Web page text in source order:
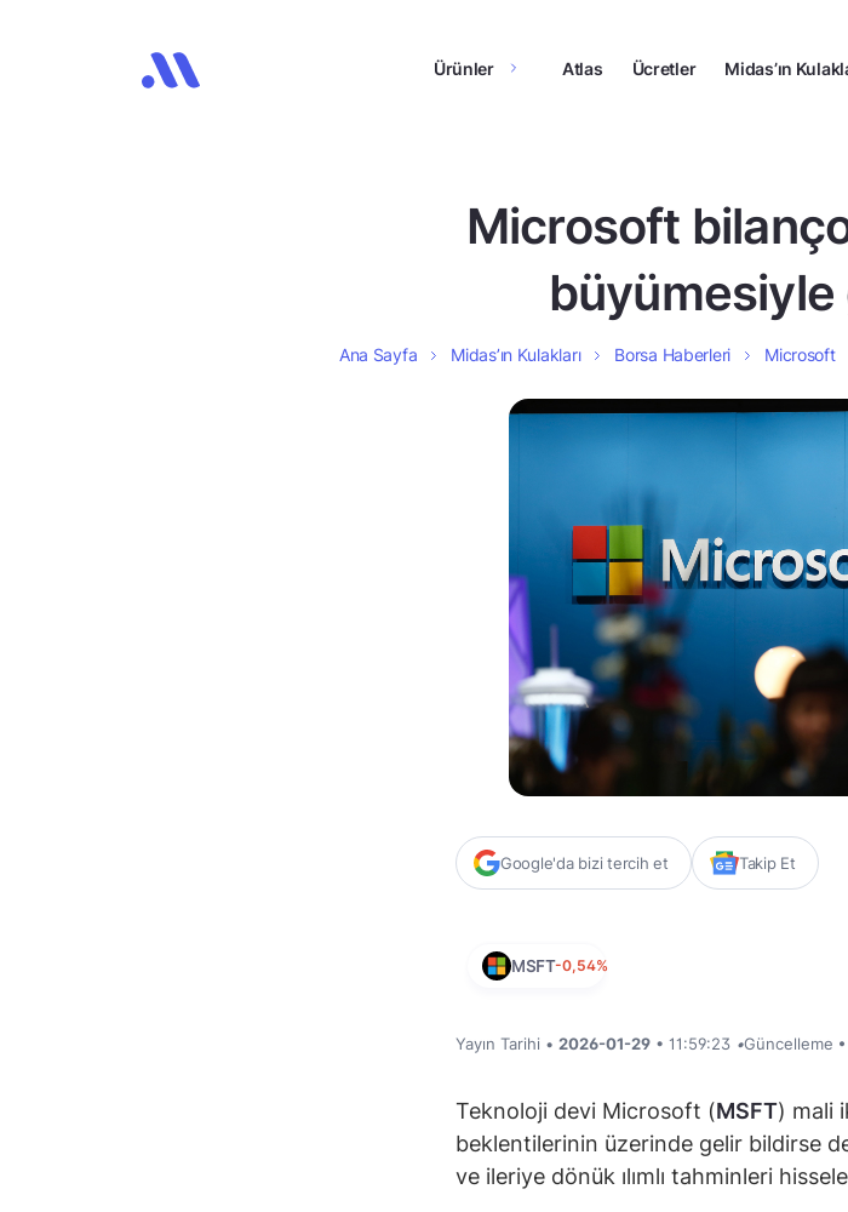
Ürünler Atlas Ücretler Midas’ın
Microsoft
Ana Sayfa Midas’ın Kulakları Borsa Haberleri Microsoft
Google'da bizi tercih et Takip Et
MSFT-0,54%
Yayın Tarihi • 2026-01-29 • 11:59:23 •Güncelleme
Teknoloji devi Microsoft (MSFT) mali
beklentilerinin üzerinde gelir bildirse
ve ileriye dönük ılımlı tahminleri